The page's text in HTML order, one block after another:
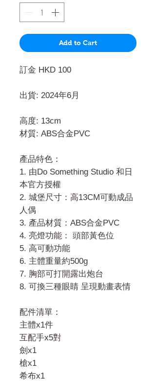
Add to Cart
訂金 HKD 100
出貨: 2024年6月
高度: 13cm
材質: ABS合金PVC
產品特色：
1. 由Do Something Studio 和日
本官方授權
2. 城堡尺寸：高13CM可動成品
人偶
3. 產品材質：ABS合金PVC
4. 亮燈功能： 頭部黃色位
5. 高可動功能
6. 主體重量約500g
7. 胸部可打開露出炮台
8. 可換三種眼睛 呈現動畫表情
配件清單：
主體x1件
互配手x5對
劍x1
槍x1
希布x1